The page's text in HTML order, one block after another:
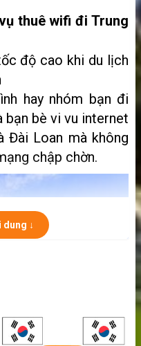
thuê wifi đi Trung
độ cao khi du lịch
hay nhóm bạn đi
bạn bè vi vu internet
Đài Loan mà không
chập chờn.
dung ↓